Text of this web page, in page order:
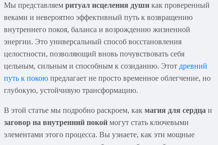
Мы представляем ритуал исцеления души как проверенный
веками и невероятно эффективный путь к возвращению
внутреннего покоя, баланса и возрождению жизненной
энергии. Это универсальный способ восстановления
целостности, позволяющий вновь почувствовать себя
цельным, сильным и способным к созиданию. Этот древний
путь к покою предлагает не просто временное облегчение, но
глубокую, устойчивую трансформацию.
В этой статье мы подробно раскроем, как магия для сердца и
заговор на внутренний покой могут стать ключевыми
элементами этого процесса. Вы узнаете, как эти мощные